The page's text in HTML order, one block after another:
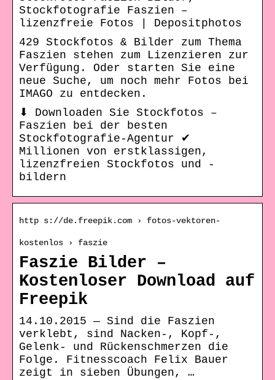
Stockfotografie Faszien –
lizenzfreie Fotos | Depositphotos
429 Stockfotos & Bilder zum Thema
Faszien stehen zum Lizenzieren zur
Verfügung. Oder starten Sie eine
neue Suche, um noch mehr Fotos bei
IMAGO zu entdecken.
⬇ Downloaden Sie Stockfotos –
Faszien bei der besten
Stockfotografie-Agentur ✔
Millionen von erstklassigen,
lizenzfreien Stockfotos und -
bildern
http s://de.freepik.com › fotos-vektoren-
kostenlos › faszie
Faszie Bilder –
Kostenloser Download auf
Freepik
14.10.2015 — Sind die Faszien
verklebt, sind Nacken-, Kopf-,
Gelenk- und Rückenschmerzen die
Folge. Fitnesscoach Felix Bauer
zeigt in sieben Übungen, …